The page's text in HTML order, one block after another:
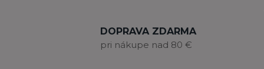
DOPRAVA ZDARMA
pri nákupe nad 80 €